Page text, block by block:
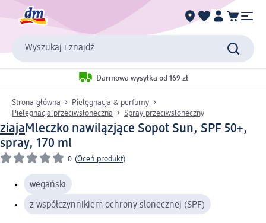
Wyszukaj i znajdź
Darmowa wysyłka od 169 zł
Strona główna
Pielęgnacja & perfumy
Pielęgnacja przeciwsłoneczna
Spray przeciwsłoneczny
ziajaMleczko nawilązjące Sopot Sun, SPF 50+,
spray, 170 ml
0 (Oceń produkt)
wegański
z współczynnikiem ochrony slonecznej (SPF)